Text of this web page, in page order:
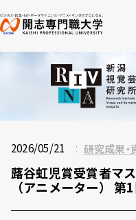
2026/05/21 研究成果・
蕗谷虹児賞受賞者マ
（アニメーター） 第